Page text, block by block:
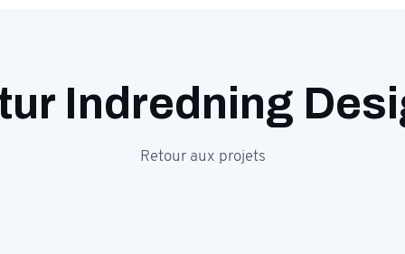
Indredning
Retour aux projets